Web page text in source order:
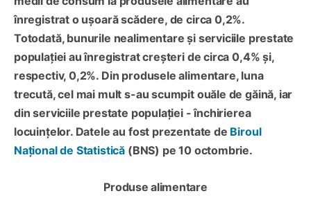
înregistrat o ușoară scădere, de circa 0,2%.
Totodată, bunurile nealimentare și serviciile prestate
populației au înregistrat creșteri de circa 0,4% și,
respectiv, 0,2%. Din produsele alimentare, luna
trecută, cel mai mult s-au scumpit ouăle de găină, iar
din serviciile prestate populației - închirierea
locuințelor. Datele au fost prezentate de Biroul
Național de Statistică (BNS) pe 10 octombrie.
Produse alimentare